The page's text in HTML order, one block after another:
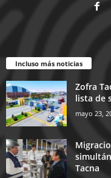
Incluso más noticias
Zofra
lista de
mayo 23,
Tacna